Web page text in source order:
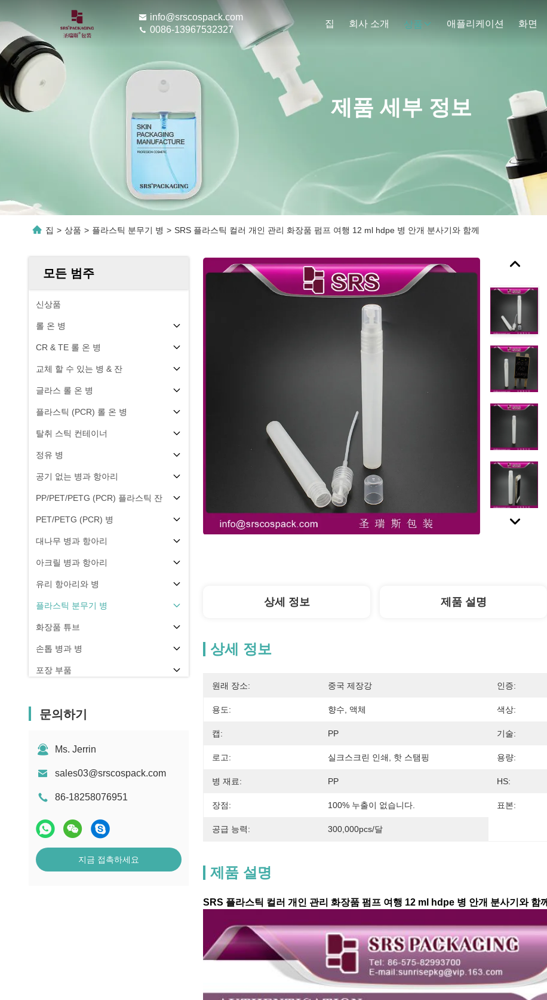
info@srscospack.com
0086-13967532327
집 회사 소개 상품 애플리케이션 화면
제품 세부 정보
집 > 상품 > 플라스틱 분무기 병 > SRS 플라스틱 컬러 개인 관리 화장품 펌프 여행 12 ml hdpe 병 안개 분사기와 함께
모든 범주
신상품
롤 온 병
CR & TE 롤 온 병
교체 할 수 있는 병 & 잔
글라스 롤 온 병
플라스틱 (PCR) 롤 온 병
탈취 스틱 컨테이너
정유 병
공기 없는 병과 항아리
PP/PET/PETG (PCR) 플라스틱 잔
PET/PETG (PCR) 병
대나무 병과 항아리
아크릴 병과 항아리
유리 항아리와 병
플라스틱 분무기 병
화장품 튜브
손톱 병과 병
포장 부품
문의하기
Ms. Jerrin
sales03@srscospack.com
86-18258076951
지금 접촉하세요
상세 정보 제품 설명
상세 정보
원래 장소: 중국 제장강 인증:
용도: 향수, 액체 색상:
캡: PP 기술:
로고: 실크스크린 인쇄, 핫 스탬핑 용량:
병 재료: PP HS:
장점: 100% 누출이 없습니다. 표본:
공급 능력: 300,000pcs/달
제품 설명
SRS 플라스틱 컬러 개인 관리 화장품 펌프 여행 12 ml hdpe 병 안개 분사기와 함께